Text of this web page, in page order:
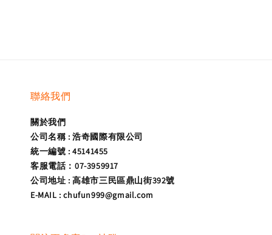
聯絡我們
關於我們
公司名稱 : 浩奇國際有限公司
統一編號 : 45141455
客服電話：07-3959917
公司地址 : 高雄市三民區鼎山街392號
E-MAIL : chufun999@gmail.com